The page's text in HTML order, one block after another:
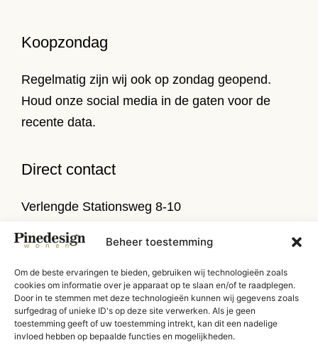
Beheer toestemming
Om de beste ervaringen te bieden, gebruiken wij technologieën zoals
cookies om informatie over je apparaat op te slaan en/of te raadplegen.
Door in te stemmen met deze technologieën kunnen wij gegevens zoals
surfgedrag of unieke ID's op deze site verwerken. Als je geen
toestemming geeft of uw toestemming intrekt, kan dit een nadelige
invloed hebben op bepaalde functies en mogelijkheden.
Koopzondag
Regelmatig zijn wij ook op zondag geopend.
Houd onze social media in de gaten voor de
recente data.
Direct contact
Verlengde Stationsweg 8-10
Einfo@pinedesign.nl
Routebeschrijving